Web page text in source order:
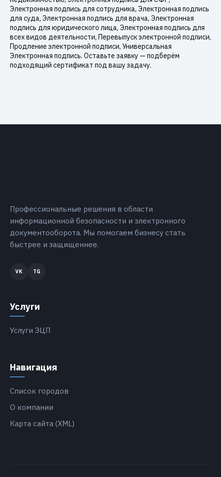
Электронная подпись для сотрудника, Электронная подпись
для суда, Электронная подпись для врача, Электронная
подпись для юридического лица, Электронная подпись для
всех видов деятельности, Перевыпуск электронной подписи,
Продление электронной подписи, Универсальная
Электронная подпись. Оставьте заявку — подберём
подходящий сертификат под вашу задачу.
Профессиональные решения в области
информационной безопасности и электронного
документооборота. Мы помогаем бизнесу стать
быстрее и защищеннее.
Услуги
Услуги ЭЦП
Навигация
Список городов
О компании
Карта сайта (XML)